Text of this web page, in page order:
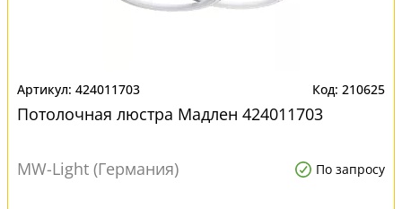
424011703 210625
Потолочная люстра Мадлен 424011703
MW-Light (Германия) По запросу